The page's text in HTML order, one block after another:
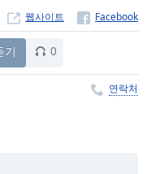
웹사이트
기 0
연락처